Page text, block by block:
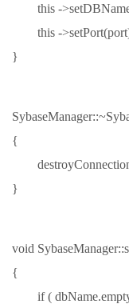
this -
this -
}
{
}
void
{
if (